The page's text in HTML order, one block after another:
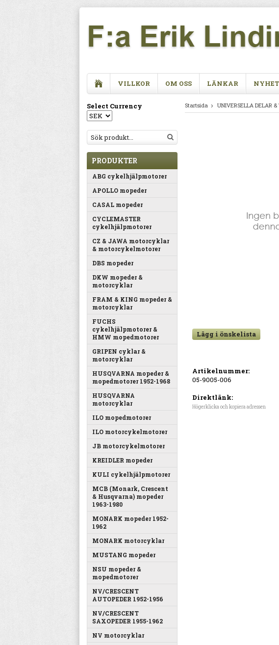
VILLKOR OM OSS LÄNKAR
Select Currency
PRODUKTER
ABG cykelhjälpmotorer
APOLLO mopeder
CASAL mopeder
CYCLEMASTER
cykelhjälpmotorer
CZ & JAWA motorcyklar
& motorcykelmotorer
DBS mopeder
DKW mopeder &
motorcyklar
FRAM & KING mopeder &
motorcyklar
FUCHS
cykelhjälpmotorer &
HMW mopedmotorer
GRIPEN cyklar &
motorcyklar
HUSQVARNA mopeder &
mopedmotorer 1952-1968
HUSQVARNA
motorcyklar
ILO mopedmotorer
ILO motorcykelmotorer
JB motorcykelmotorer
KREIDLER mopeder
KULI cykelhjälpmotorer
MCB (Monark, Crescent
& Husqvarna) mopeder
1963-1980
MONARK mopeder 1952-
1962
MONARK motorcyklar
MUSTANG mopeder
NSU mopeder &
mopedmotorer
NV/CRESCENT
AUTOPEDER 1952-1956
NV/CRESCENT
SAXOPEDER 1955-1962
NV motorcyklar
Startsida UNIVERSELLA DELAR &
Lägg i önskelista
Artikelnummer:
05-9005-006
Direktlänk:
Högerklicka och kopiera adressen